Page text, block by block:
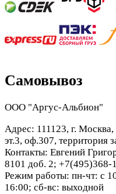
Самовывоз
ООО "Аргус-Альбион"
Адрес: 111123, г.
эт.3, оф.307, территория
Контакты: Евгений
8101 доб. 2; +7(495)368-
Режим работы: пн-чт: с
16:00; сб-вс: выходной